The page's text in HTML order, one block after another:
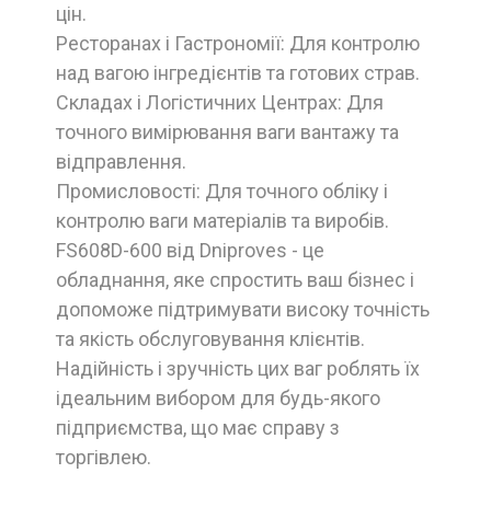
цін.
Ресторанах і Гастрономії: Для контролю
над вагою інгредієнтів та готових страв.
Складах і Логістичних Центрах: Для
точного вимірювання ваги вантажу та
відправлення.
Промисловості: Для точного обліку і
контролю ваги матеріалів та виробів.
FS608D-600 від Dniproves - це
обладнання, яке спростить ваш бізнес і
допоможе підтримувати високу точність
та якість обслуговування клієнтів.
Надійність і зручність цих ваг роблять їх
ідеальним вибором для будь-якого
підприємства, що має справу з
торгівлею.